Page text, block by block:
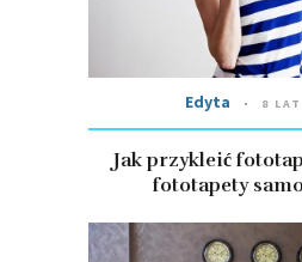
Edyta 8
Jak przykleić
fototapety